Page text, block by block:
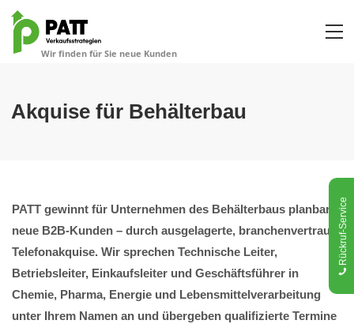
Akquise für Behälterbau
PATT gewinnt für Unternehmen des Behälterbaus planbar
neue B2B-Kunden – durch ausgelagerte, branchenvertraute
Telefonakquise. Wir sprechen Technische Leiter,
Betriebsleiter, Einkaufsleiter und Geschäftsführer in
Chemie, Pharma, Energie und Lebensmittelverarbeitung
unter Ihrem Namen an und übergeben qualifizierte Termine
Rückruf-Service